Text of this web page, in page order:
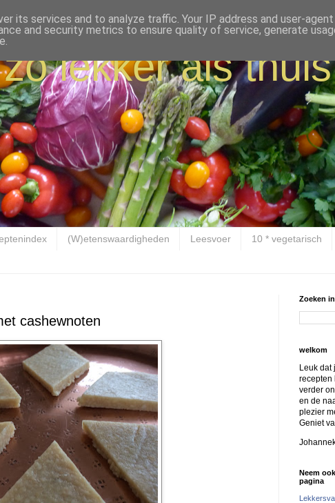
lekker als thuis
(W)etenswaardigheden Leesvoer 10 * vegetarisch
cashewnoten
Zoeken
welkom
Leuk dat
recepten
verder
en de
plezier
Geniet
Neem
pagina
its services and to analyze traffic. Your IP address and user-agent
and security metrics to ensure quality of service, generate